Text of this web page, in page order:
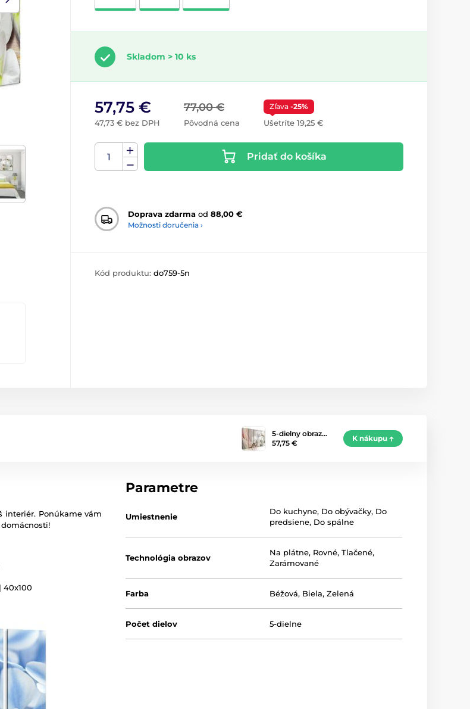
Skladom > 10 ks
77,00 €
Pôvodná cena
57,75 €
47,73 € bez DPH
Zľava -25%
Ušetríte 19,25 €
Pridať do košíka
Doprava zdarma od 88,00 €
Možnosti doručenia ›
Kód produktu: do759-5n
5-dielny obraz…
57,75 €
K nákupu
interiér. Ponúkame vám
40x100
Parametre
Umiestnenie
Do kuchyne, Do obývačky, Do
predsiene, Do spálne
Technológia obrazov
Na plátne, Rovné,Tlačené,
Zarámované
Farba Béžová, Biela,Zelená
Počet dielov 5-dielne